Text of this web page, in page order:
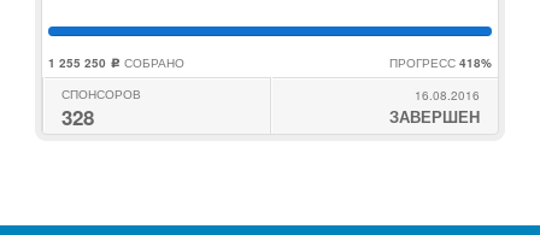
1 255 250 c СОБРАНО ПРОГРЕСС 418%
СПОНСОРОВ
328
16.08.2016
ЗАВЕРШЕН